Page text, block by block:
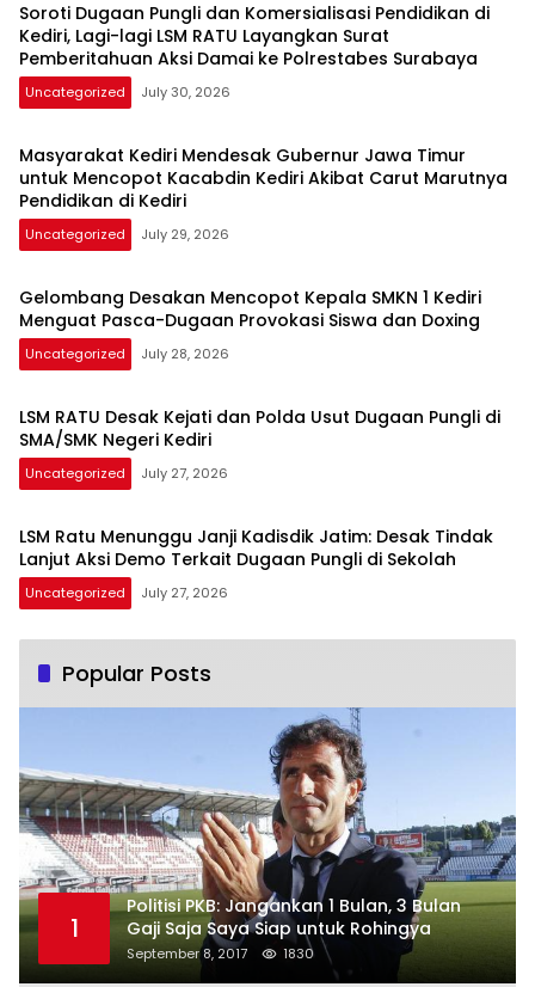
Soroti Dugaan Pungli dan Komersialisasi Pendidikan di
Kediri, Lagi-lagi LSM RATU Layangkan Surat
Pemberitahuan Aksi Damai ke Polrestabes Surabaya
Uncategorized July 30, 2026
Masyarakat Kediri Mendesak Gubernur Jawa Timur
untuk Mencopot Kacabdin Kediri Akibat Carut Marutnya
Pendidikan di Kediri
Uncategorized July 29, 2026
Gelombang Desakan Mencopot Kepala SMKN 1 Kediri
Menguat Pasca-Dugaan Provokasi Siswa dan Doxing
Uncategorized July 28, 2026
LSM RATU Desak Kejati dan Polda Usut Dugaan Pungli di
SMA/SMK Negeri Kediri
Uncategorized July 27, 2026
LSM Ratu Menunggu Janji Kadisdik Jatim: Desak Tindak
Lanjut Aksi Demo Terkait Dugaan Pungli di Sekolah
Uncategorized July 27, 2026
Popular Posts
1
Politisi PKB: Jangankan 1 Bulan, 3 Bulan
Gaji Saja Saya Siap untuk Rohingya
September 8, 2017 1830